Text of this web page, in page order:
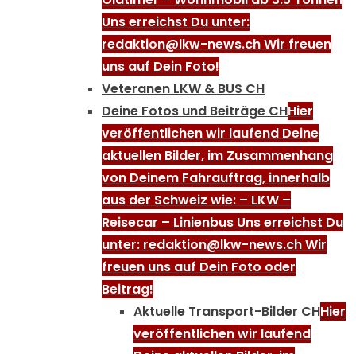
Uns erreichst Du unter:
redaktion@lkw-news.ch Wir freuen
uns auf Dein Foto!
Veteranen LKW & BUS CH
Deine Fotos und Beiträge CHHier
veröffentlichen wir laufend Deine
aktuellen Bilder, im Zusammenhang
von Deinem Fahrauftrag, innerhalb
aus der Schweiz wie: – LKW –
Reisecar – Linienbus Uns erreichst Du
unter: redaktion@lkw-news.ch Wir
freuen uns auf Dein Foto oder
Beitrag!
Aktuelle Transport-Bilder CHHier
veröffentlichen wir laufend